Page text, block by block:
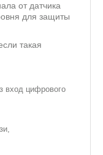
от датчика
для защиты
такая
вход цифрового